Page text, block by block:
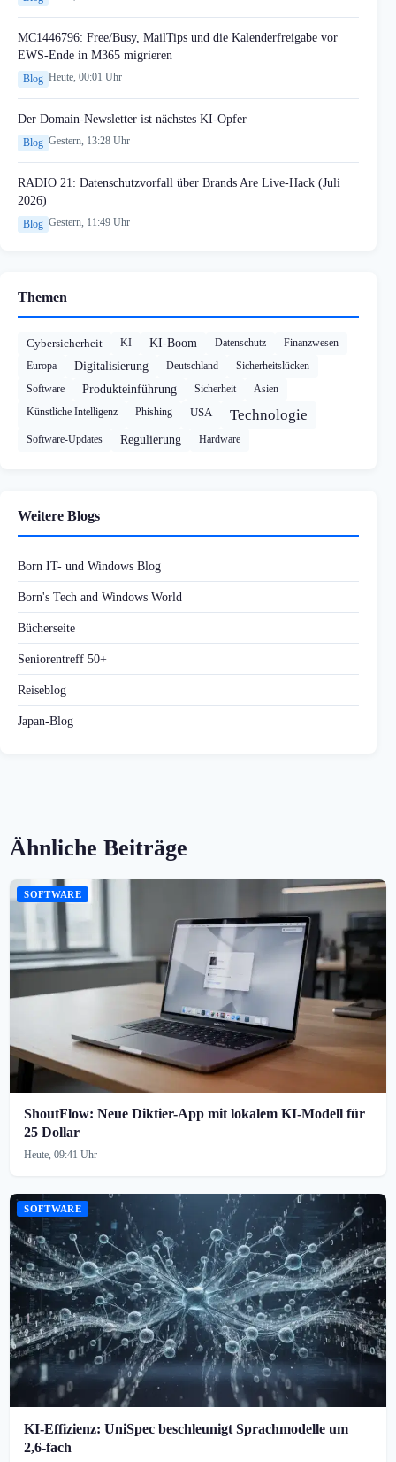
MC1446796: Free/Busy, MailTips und die Kalenderfreigabe vor
EWS-Ende in M365 migrieren
Blog Heute, 00:01 Uhr
Der Domain-Newsletter ist nächstes KI-Opfer
Blog Gestern, 13:28 Uhr
RADIO 21: Datenschutzvorfall über Brands Are Live-Hack (Juli
2026)
Blog Gestern, 11:49 Uhr
Themen
Cybersicherheit KI KI-Boom Datenschutz
Finanzwesen
Europa
Digitalisierung Deutschland
Sicherheitslücken
Software
Produkteinführung Sicherheit
Asien
Künstliche Intelligenz
Phishing USA Technologie
Software-Updates Regulierung Hardware
Weitere Blogs
Born IT- und Windows Blog
Born's Tech and Windows World
Bücherseite
Seniorentreff 50+
Reiseblog
Japan-Blog
Ähnliche Beiträge
SOFTWARE
ShoutFlow: Neue Diktier-App mit lokalem KI-Modell für
25 Dollar
Heute, 09:41 Uhr
SOFTWARE
KI-Effizienz: UniSpec beschleunigt Sprachmodelle um
2,6-fach